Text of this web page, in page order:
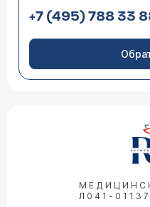
+7 (495) 788 33
Л041-